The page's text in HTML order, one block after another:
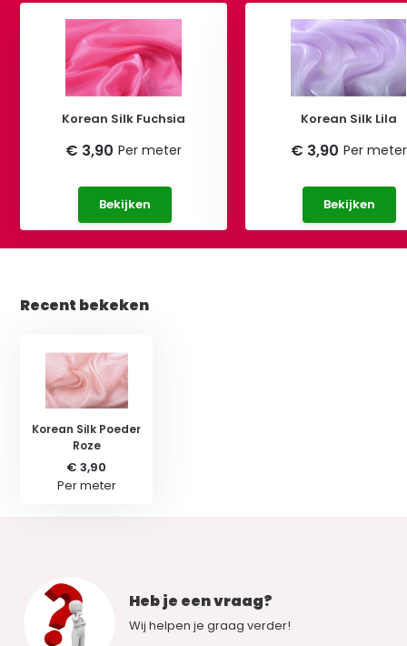
Korean Silk Fuchsia
€ 3,90 Per meter
Bekijken
Korean Silk Lila
€ 3,90 Per meter
Bekijken
Recent bekeken
Korean Silk Poeder
Roze
€ 3,90
Per meter
Heb je een vraag?
Wij helpen je graag verder!